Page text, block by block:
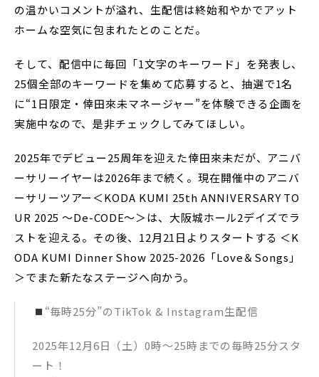
の温かいコメントが溢れ、生配信は終始和やかでアット
ホームな空気に包まれたとのことだ。
そして、配信中に毎回「1文字のキーワード」を発表し、
25個全部のキーワードを集めて応募すると、抽選で1名
に“1日限定・倖田來未マネージャー”を体験できる企画を
実施中なので、是非チェックしてみてほしい。
2025年でデビュー25周年を迎えた倖田來未だが、アニバ
ーサリーイヤーは2026年まで続く。現在開催中のアニバ
ーサリーツアー＜KODA KUMI 25th ANNIVERSARY TO
UR 2025 ～De-CODE～＞は、大阪城ホール2デイズでラ
ストを迎える。その後、12月21日よりスタートする ＜K
ODA KUMI Dinner Show 2025-2026「Love＆Songs」
＞でまた新たなステージへ向かう。
“毎時25分”のTikTok & Instagram生配信
2025年12月6日（土）0時～25時までの毎時25分スタ
ート！